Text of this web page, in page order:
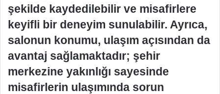
şekilde kaydedilebilir ve misafirlere
keyifli bir deneyim sunulabilir. Ayrıca,
salonun konumu, ulaşım açısından da
avantaj sağlamaktadır; şehir
merkezine yakınlığı sayesinde
misafirlerin ulaşımında sorun